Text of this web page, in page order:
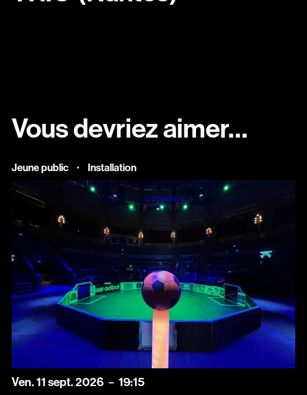
Vous devriez aimer…
Jeune public · Installation
vendredi
Ven.11septembre
sept.2026 19:15